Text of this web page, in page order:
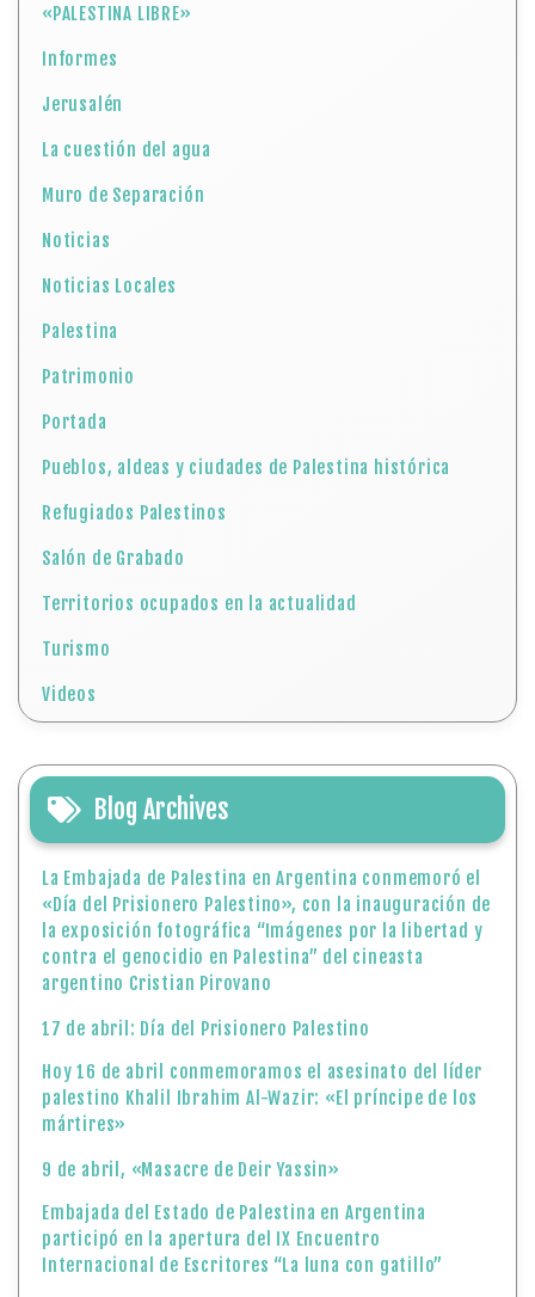
«PALESTINA LIBRE»
Informes
Jerusalén
La cuestión del agua
Muro de Separación
Noticias
Noticias Locales
Palestina
Patrimonio
Portada
Pueblos, aldeas y ciudades de Palestina histórica
Refugiados Palestinos
Salón de Grabado
Territorios ocupados en la actualidad
Turismo
Videos
Blog Archives
La Embajada de Palestina en Argentina conmemoró el
«Día del Prisionero Palestino», con la inauguración de
la exposición fotográfica “Imágenes por la libertad y
contra el genocidio en Palestina” del cineasta
argentino Cristian Pirovano
17 de abril: Día del Prisionero Palestino
Hoy 16 de abril conmemoramos el asesinato del líder
palestino Khalil Ibrahim Al-Wazir: «El príncipe de los
mártires»
9 de abril, «Masacre de Deir Yassin»
Embajada del Estado de Palestina en Argentina
participó en la apertura del IX Encuentro
Internacional de Escritores “La luna con gatillo”